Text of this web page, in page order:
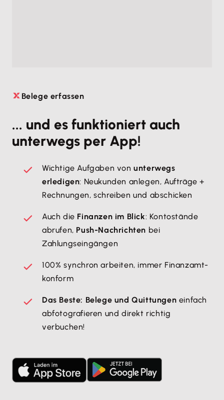
 Belege erfassen
... und es funktioniert auch
unterwegs per App!
Wichtige Aufgaben vonunterwegs
erledigen: Neukunden anlegen, Aufträge +
Rechnungen, schreiben und abschicken
Auch die Finanzen im Blick: Kontostände
abrufen, Push-Nachrichten bei
Zahlungseingängen
100% synchron arbeiten, immer Finanzamt-
konform
Das Beste: Belege und Quittungen einfach
abfotografieren und direkt richtig
verbuchen!